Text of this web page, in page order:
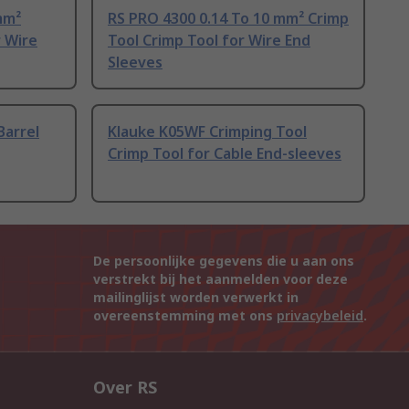
Wire
RS PRO 4300 0.14 To 10 mm² Crimp
Tool Crimp Tool for Wire End
Sleeves
Klauke K05WF Crimping Tool
Crimp Tool for Cable End-sleeves
De persoonlijke gegevens die u aan ons
verstrekt bij het aanmelden voor deze
mailinglijst worden verwerkt in
overeenstemming met ons privacybeleid.
Over RS